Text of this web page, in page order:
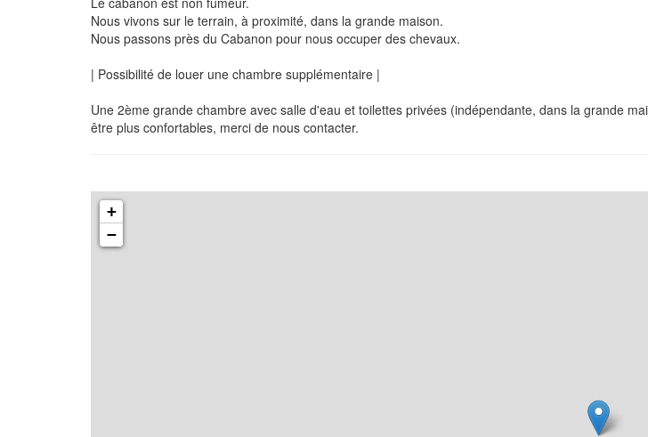
Nous vivons sur le terrain, à proximité, dans la grande maison.
Nous passons près du Cabanon pour nous occuper des chevaux.
| Possibilité de louer une chambre supplémentaire |
Une 2ème grande chambre avec salle d'eau et toilettes privées (indépendante, dans la grande
être plus confortables, merci de nous contacter.
+
−